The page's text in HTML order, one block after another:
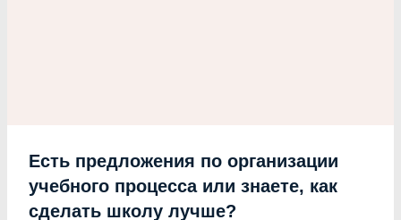
Есть предложения по организации
учебного процесса или знаете, как
сделать школу лучше?